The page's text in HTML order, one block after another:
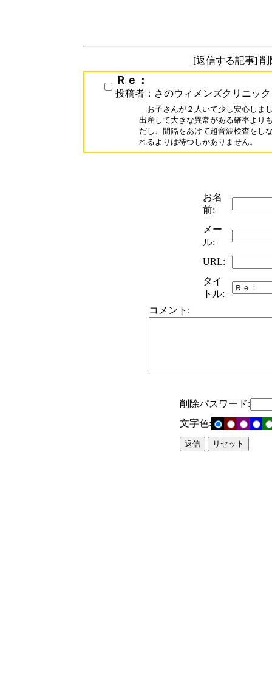
[返信する記事]
Ｒｅ：
投稿者：さのウィメンズクリニック
お子さんが２人いて少し安心しま
出産して大きな異常がある確率より
だし、間隔をあけて超音波検査をし
れるよりは待つしかありません。
お名
前:
メー
ル:
URL:
タイ
トル:
コメント:
削除パスワード:
文字色: